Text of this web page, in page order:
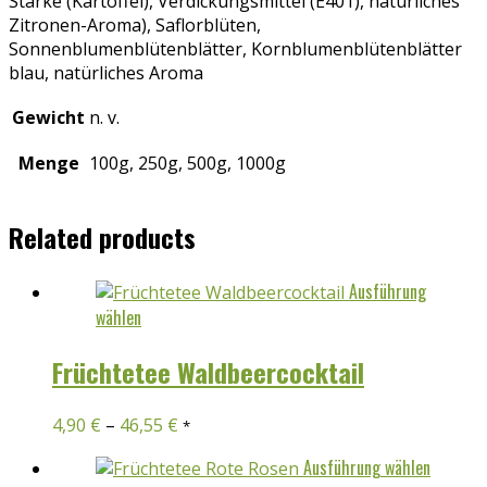
Zitronen-Aroma), Saflorblüten,
Sonnenblumenblütenblätter, Kornblumenblütenblätter
blau, natürliches Aroma
Gewicht n. v.
Menge 100g, 250g, 500g, 1000g
Related products
Ausführung
wählen
weist
mehrere
auf.
Die
Früchtetee Waldbeercocktail
4,90 € – 46,55 € *
Ausführung wählen